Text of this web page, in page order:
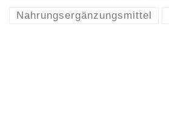
Nahrungsergänzungsmittel